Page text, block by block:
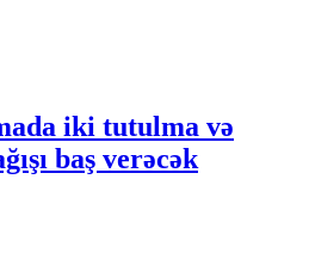
iki tutulma və
baş verəcək